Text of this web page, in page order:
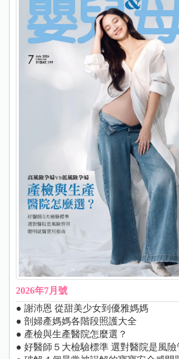
2026年7月號
● 謝沛恩 從甜美少女到優雅媽媽
● 剖婦產媽媽各階段照護大全
● 產檢與生產醫院怎麼選？
● 好醫師５大檢驗標準 選對醫院是風險